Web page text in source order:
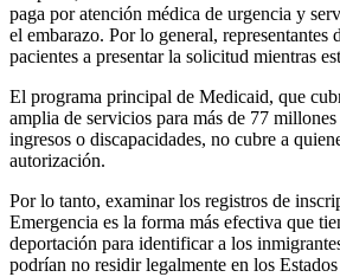
paga por atención médica de urgencia y
el embarazo. Por lo general, representantes
pacientes a presentar la solicitud mientras
El programa principal de Medicaid, que
amplia de servicios para más de 77
ingresos o discapacidades, no cubre a
autorización.
Por lo tanto, examinar los registros de
Emergencia es la forma más efectiva que
deportación para identificar a los
podrían no residir legalmente en los